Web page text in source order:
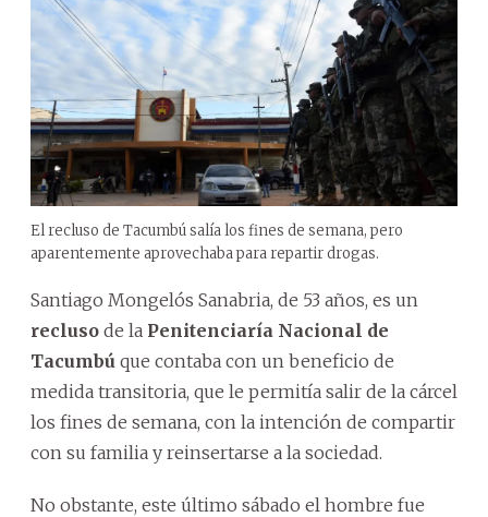
El recluso de Tacumbú salía los fines de semana, pero
aparentemente aprovechaba para repartir drogas.
Santiago Mongelós Sanabria, de 53 años, es un
recluso de la Penitenciaría Nacional de
Tacumbú que contaba con un beneficio de
medida transitoria, que le permitía salir de la cárcel
los fines de semana, con la intención de compartir
con su familia y reinsertarse a la sociedad.
No obstante, este último sábado el hombre fue